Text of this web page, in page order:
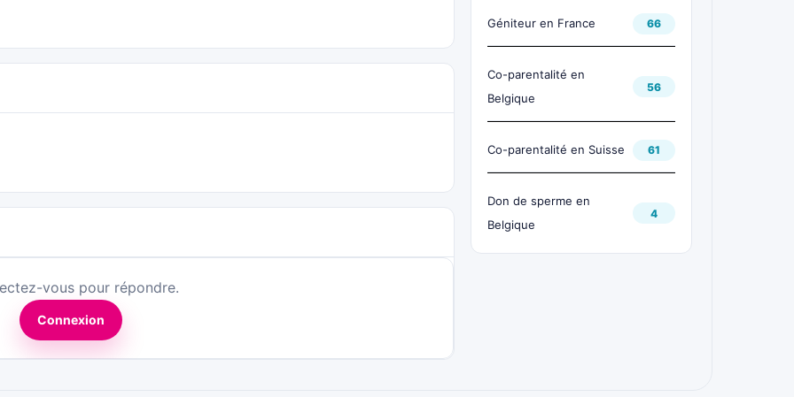
vous pour répondre.
Connexion
Géniteur en France 66
Co-parentalité en
Belgique
56
Co-parentalité en Suisse 61
Don de sperme en
Belgique
4